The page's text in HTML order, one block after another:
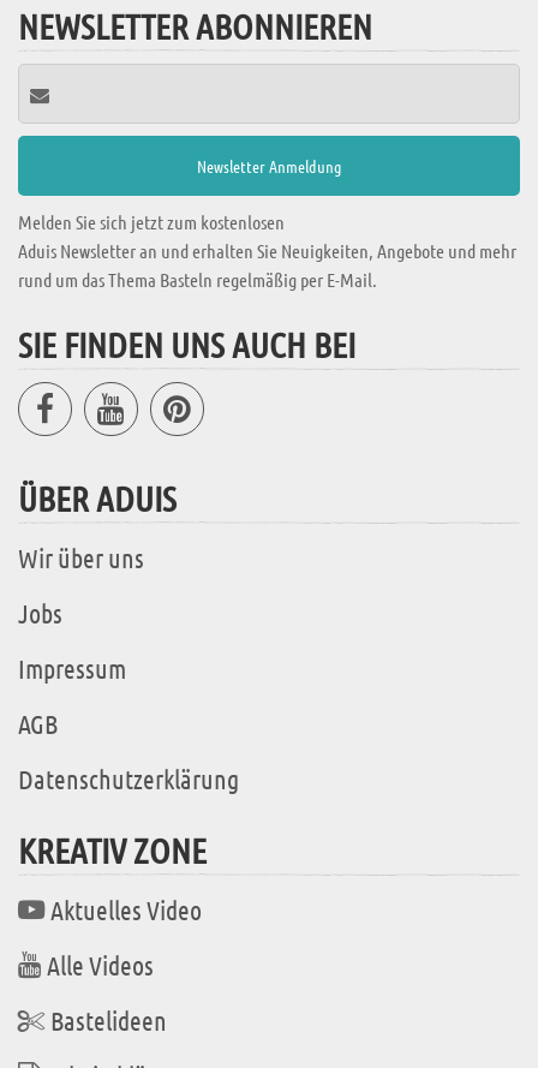
NEWSLETTER ABONNIEREN
Melden Sie sich jetzt zum kostenlosen
Aduis Newsletter an und erhalten Sie Neuigkeiten, Angebote und mehr
rund um das Thema Basteln regelmäßig per E-Mail.
SIE FINDEN UNS AUCH BEI
ÜBER ADUIS
Wir über uns
Jobs
Impressum
AGB
Datenschutzerklärung
KREATIV ZONE
Aktuelles Video
Alle Videos
Bastelideen